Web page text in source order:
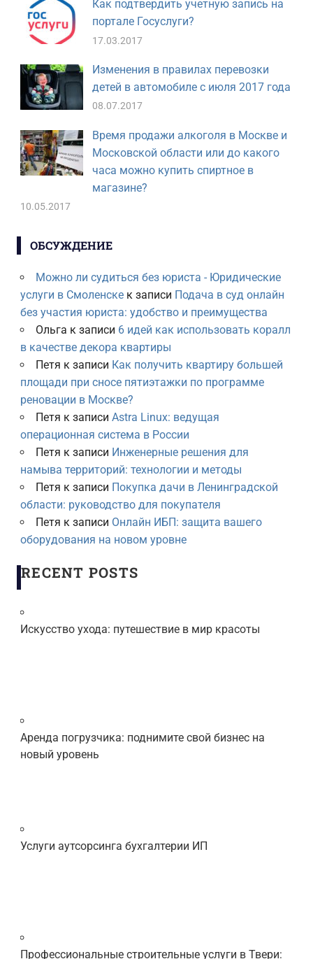
Как подтвердить учетную запись на
портале Госуслуги?
17.03.2017
Изменения в правилах перевозки
детей в автомобиле с июля 2017 года
08.07.2017
Время продажи алкоголя в Москве и
Московской области или до какого
часа можно купить спиртное в
магазине?
10.05.2017
ОБСУЖДЕНИЕ
Можно ли судиться без юриста - Юридические
услуги в Смоленскек записи Подача в суд онлайн
без участия юриста: удобство и преимущества
Ольга к записи 6 идей как использовать коралл
в качестве декора квартиры
Петя к записи Как получить квартиру большей
площади при сносе пятиэтажки по программе
реновации в Москве?
Петя к записи Astra Linux: ведущая
операционная система в России
Петя к записи Инженерные решения для
намыва территорий: технологии и методы
Петя к записи Покупка дачи в Ленинградской
области: руководство для покупателя
Петя к записи Онлайн ИБП: защита вашего
оборудования на новом уровне
RECENT POSTS
Искусство ухода: путешествие в мир красоты
Аренда погрузчика: поднимите свой бизнес на
новый уровень
Услуги аутсорсинга бухгалтерии ИП
Профессиональные строительные услуги в Твери: